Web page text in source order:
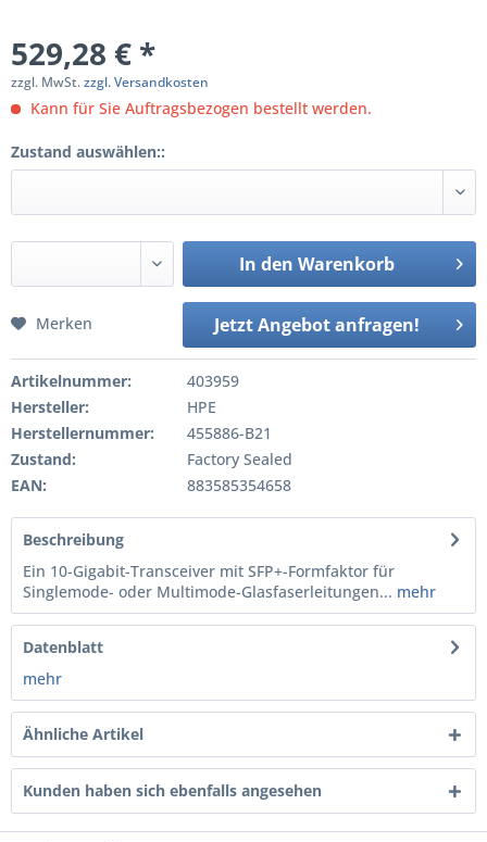
529,28 € *
zzgl. MwSt.zzgl. Versandkosten
Kann für Sie Auftragsbezogen bestellt werden.
Zustand auswählen::
In den Warenkorb
Jetzt Angebot anfragen!
Merken
Artikelnummer:
403959
Hersteller:
HPE
Herstellernummer:
455886-B21
Zustand:
Factory Sealed
EAN:
883585354658
Beschreibung
Ein 10-Gigabit-Transceiver mit SFP+-Formfaktor für
Singlemode- oder Multimode-Glasfaserleitungen... mehr
Datenblatt
mehr
Ähnliche Artikel
Kunden haben sich ebenfalls angesehen